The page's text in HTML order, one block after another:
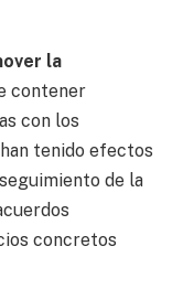
la
contener
con los
tenido efectos
de la
concretos